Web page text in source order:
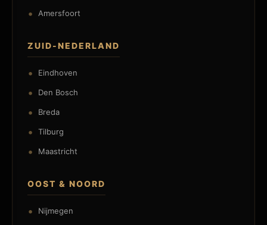
Amersfoort
ZUID-NEDERLAND
Eindhoven
Den Bosch
Breda
Tilburg
Maastricht
OOST & NOORD
Nijmegen